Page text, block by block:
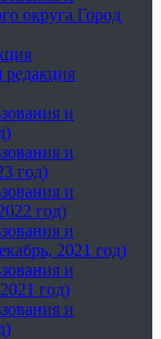
округа Город
и
и
год)
и
год)
и
2021 год)
и
год)
и